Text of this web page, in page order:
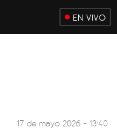
EN VIVO
17 de mayo 2026 - 13:40